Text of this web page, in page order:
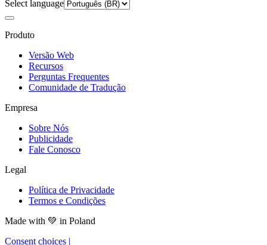
Select language
Produto
Versão Web
Recursos
Perguntas Frequentes
Comunidade de Tradução
Empresa
Sobre Nós
Publicidade
Fale Conosco
Legal
Política de Privacidade
Termos e Condições
Made with 💚 in Poland
Consent choices |